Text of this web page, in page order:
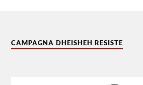
CAMPAGNA DHEISHEH RESISTE